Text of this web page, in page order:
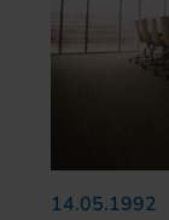
14.05.1992